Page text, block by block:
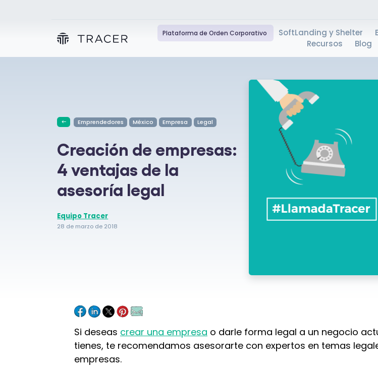
Plataforma de Orden Corporativo SoftLanding y Shelter
Recursos
Blog
Emprendedores México Empresa Legal
Creación de empresas:
4 ventajas de la
asesoría legal
Equipo Tracer
28 de marzo de 2018
Si deseas crear una empresa o darle forma legal a un negocio
tienes, te recomendamos asesorarte con expertos en temas
empresas.